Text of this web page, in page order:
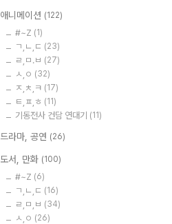
애니메이션 (122)
#~Z (1)
ㄱ,ㄴ,ㄷ (23)
ㄹ,ㅁ.ㅂ (27)
ㅅ,ㅇ (32)
ㅈ,ㅊ,ㅋ (17)
ㅌ,ㅍ,ㅎ (11)
기동전사 건담 연대기 (11)
드라마, 공연 (26)
도서, 만화 (100)
#~Z (6)
ㄱ,ㄴ,ㄷ (16)
ㄹ,ㅁ,ㅂ (34)
ㅅ,ㅇ (26)